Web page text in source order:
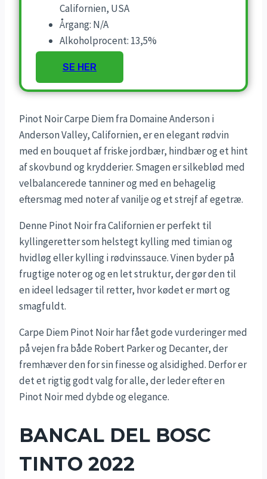
Californien, USA
Årgang: N/A
Alkoholprocent: 13,5%
SE HER
Pinot Noir Carpe Diem fra Domaine Anderson i
Anderson Valley, Californien, er en elegant rødvin
med en bouquet af friske jordbær, hindbær og et hint
af skovbund og krydderier. Smagen er silkeblød med
velbalancerede tanniner og med en behagelig
eftersmag med noter af vanilje og et strejf af egetræ.
Denne Pinot Noir fra Californien er perfekt til
kyllingeretter som helstegt kylling med timian og
hvidløg eller kylling i rødvinssauce. Vinen byder på
frugtige noter og og en let struktur, der gør den til
en ideel ledsager til retter, hvor kødet er mørt og
smagfuldt.
Carpe Diem Pinot Noir har fået gode vurderinger med
på vejen fra både Robert Parker og Decanter, der
fremhæver den for sin finesse og alsidighed. Derfor er
det et rigtig godt valg for alle, der leder efter en
Pinot Noir med dybde og elegance.
BANCAL DEL BOSC
TINTO 2022